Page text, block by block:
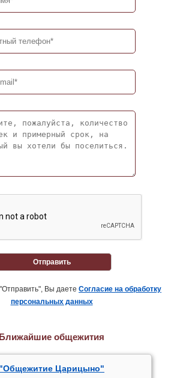
Отправить
Вы даете Согласие на обработку
персональных данных
Ближайшие общежития
"Общежитие Царицыно"